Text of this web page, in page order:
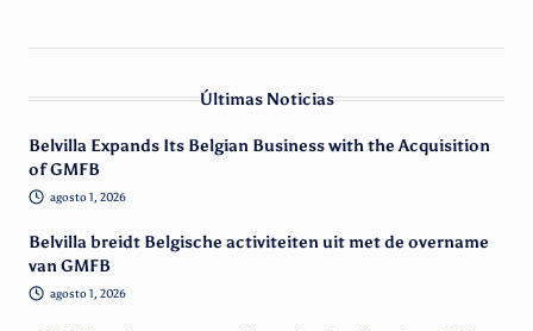
Últimas Noticias
Belvilla Expands Its Belgian Business with the Acquisition
of GMFB
agosto 1, 2026
Belvilla breidt Belgische activiteiten uit met de overname
van GMFB
agosto 1, 2026